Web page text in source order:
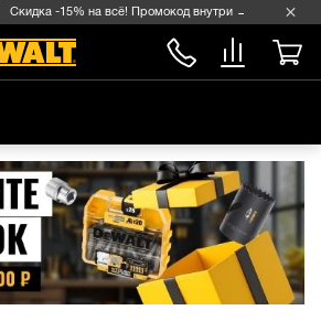
Скидка -15% на всё! Промокод внутри →